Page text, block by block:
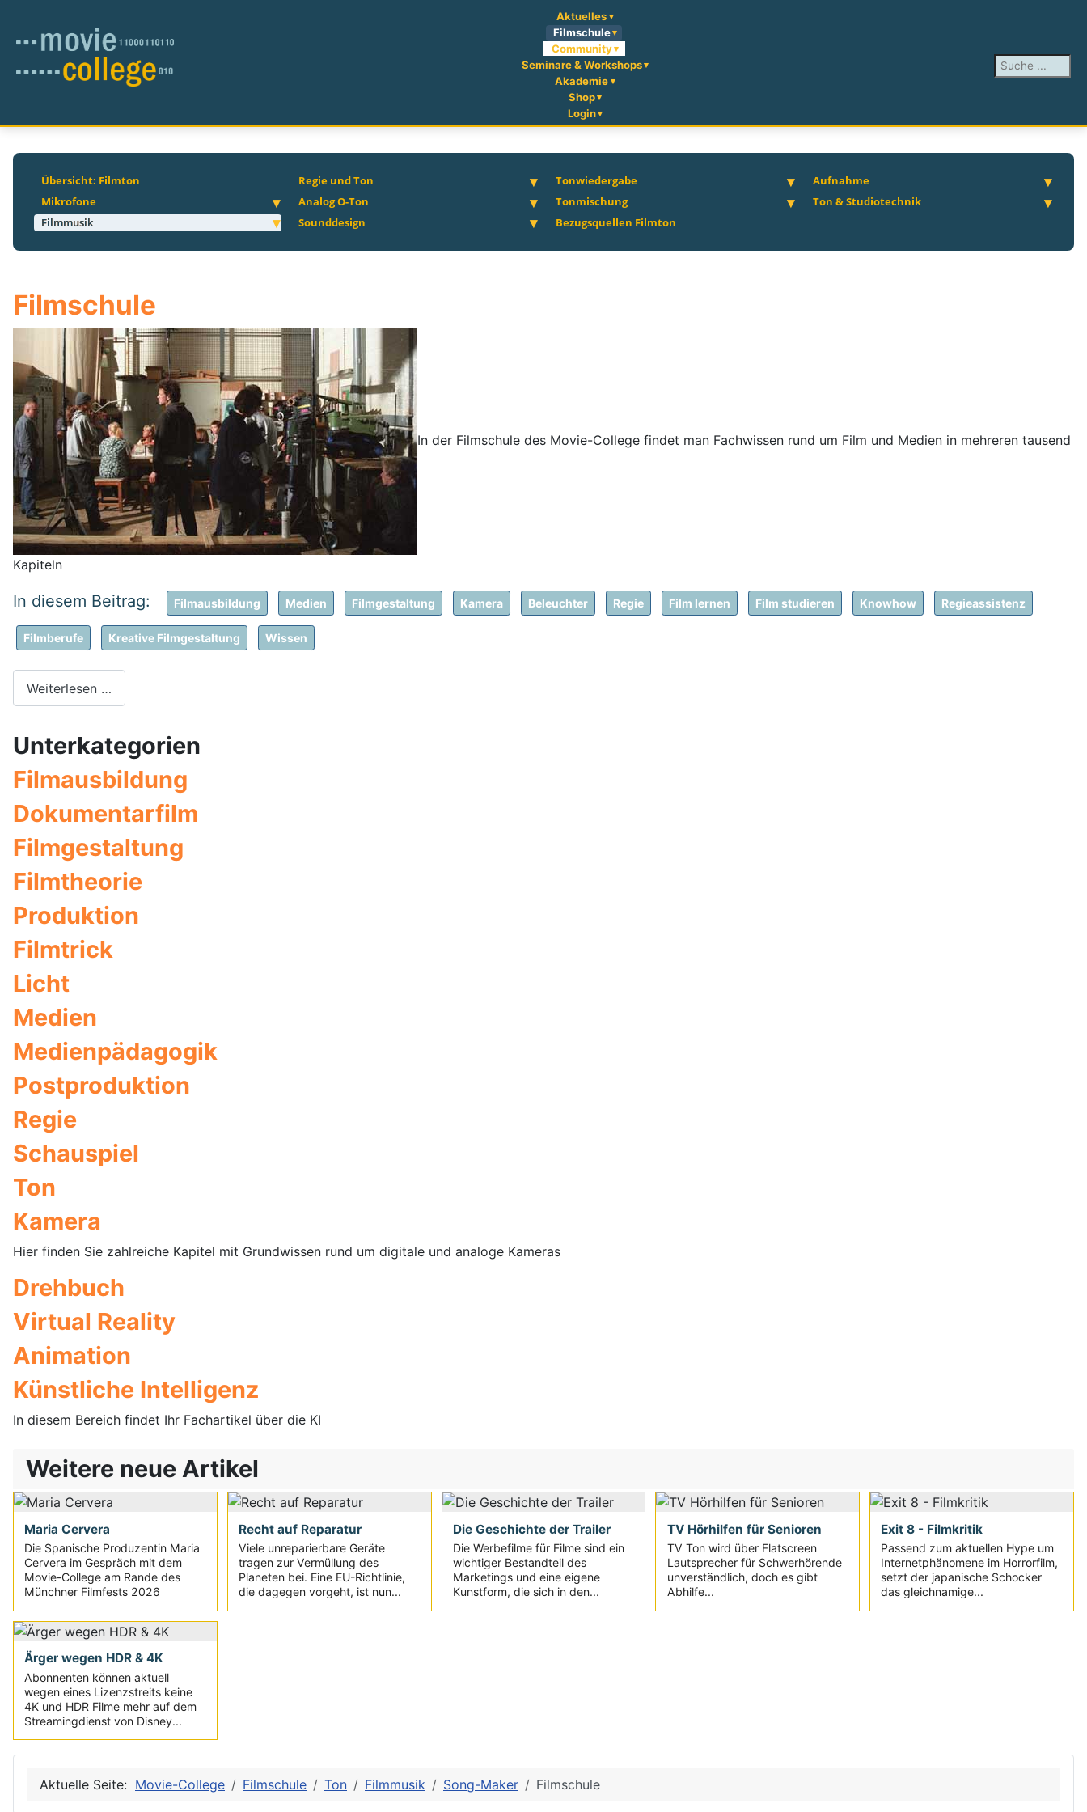
Aktuelles
Filmschule
Community
Seminare & Workshops
Akademie
Shop
Login
Suchen ...
Übersicht: Filmton Regie und Ton Tonwiedergabe
Aufnahme
Mikrofone
Analog O-Ton Tonmischung
Ton & Studiotechnik
Filmmusik
Sounddesign Bezugsquellen Filmton
Filmschule
In der Filmschule des Movie-College findet man Fachwissen rund um Film und Medien in mehreren tausend
Kapiteln
Filmausbildung Medien Filmgestaltung Kamera Beleuchter Regie Film lernen Film studieren Knowhow Regieassistenz
Filmberufe Kreative Filmgestaltung Wissen
Weiterlesen …
Unterkategorien
Filmausbildung
Dokumentarfilm
Filmgestaltung
Filmtheorie
Produktion
Filmtrick
Licht
Medien
Medienpädagogik
Postproduktion
Regie
Schauspiel
Ton
Kamera
Hier finden Sie zahlreiche Kapitel mit Grundwissen rund um digitale und analoge Kameras
Drehbuch
Virtual Reality
Animation
Künstliche Intelligenz
In diesem Bereich findet Ihr Fachartikel über die KI
Weitere neue Artikel
Maria Cervera
Die Spanische Produzentin Maria
Cervera im Gespräch mit dem
Movie-College am Rande des
Münchner Filmfests 2026
Recht auf Reparatur
Viele unreparierbare Geräte
tragen zur Vermüllung des
Planeten bei. Eine EU-Richtlinie,
die dagegen vorgeht, ist nun...
Die Geschichte der Trailer
Die Werbefilme für Filme sind ein
wichtiger Bestandteil des
Marketings und eine eigene
Kunstform, die sich in den...
TV Hörhilfen für Senioren
TV Ton wird über Flatscreen
Lautsprecher für Schwerhörende
unverständlich, doch es gibt
Abhilfe...
Exit 8 - Filmkritik
Passend zum aktuellen Hype um
Internetphänomene im Horrorfilm,
setzt der japanische Schocker
das gleichnamige...
Ärger wegen HDR & 4K
Abonnenten können aktuell
wegen eines Lizenzstreits keine
4K und HDR Filme mehr auf dem
Streamingdienst von Disney...
Aktuelle Seite: Movie-College Filmschule Ton Filmmusik Song-Maker Filmschule